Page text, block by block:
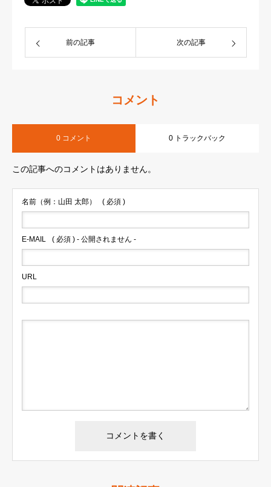
前の記事 次の記事
コメント
0 コメント 0 トラックバック
この記事へのコメントはありません。
名前（例：山田 太郎） ( 必須 )
E-MAIL ( 必須 ) - 公開されません -
URL